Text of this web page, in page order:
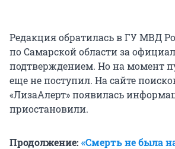
Редакция обратилась в ГУ МВД
по Самарской области за
подтверждением. Но на момент
еще не поступил. На сайте
«ЛизаАлерт» появилась
приостановили.
Продолжение: «Смерть не была